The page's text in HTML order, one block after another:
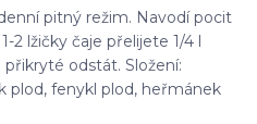
pitný režim. Navodí pocit
2 lžičky čaje přelijete 1/4 l
odstát. Složení:
plod, fenykl plod, heřmánek